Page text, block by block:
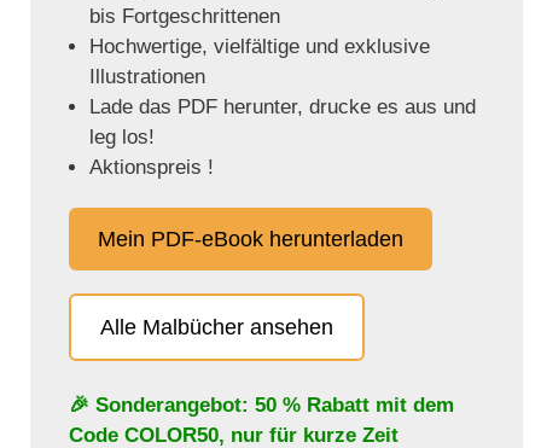
bis Fortgeschrittenen
Hochwertige, vielfältige und exklusive
Illustrationen
Lade das PDF herunter, drucke es aus und
leg los!
Aktionspreis !
Mein PDF-eBook herunterladen
Alle Malbücher ansehen
🎉 Sonderangebot: 50 % Rabatt mit dem
Code COLOR50, nur für kurze Zeit